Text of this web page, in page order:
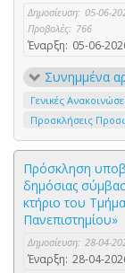
Δημοσίευση: 05-06-
Προβολές: 766
Έναρξη: 05-06-
Συνημμένα
Γενικές
Προσκλήσεις
Πρόσκληση
δημόσιας
κτήριο του
Πανεπιστημίου»
Δημοσίευση: 28-04-
Έναρξη: 28-04-